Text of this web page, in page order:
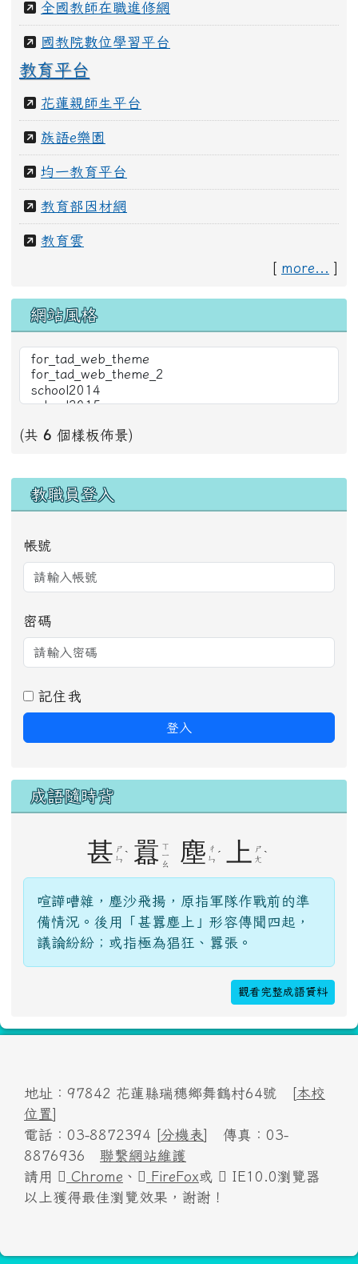
全國教師在職進修網
國教院數位學習平台
教育平台
花蓮親師生平台
族語e樂園
均一教育平台
教育部因材網
教育雲
[ more...
網站風格
(共 6 個樣板佈景)
右邊區域內容
教職員登入
帳號
密碼
記住我
登入
成語隨時背
甚 ㄕ
ㄣ ˋ 囂 ㄒ
ㄧ
ㄠ
塵 ㄔ
ㄣ ˊ 上
ㄕ
ㄤ ˋ
喧譁嘈雜，塵沙飛揚，原指軍隊作戰前的準
備情況。後用「甚囂塵上」形容傳聞四起，
議論紛紛；或指極為猖狂、囂張。
觀看完整成語資料
地址：97842 花蓮縣瑞穗鄉舞鶴村64號 [
本校
位置
電話：03-8872394 [ 分機表
] 傳真：03-
8876936 聯繫網站維護
請用
Chrome 、 FireFox或
IE10.0瀏覽器
以上獲得最佳瀏覽效果，謝謝！